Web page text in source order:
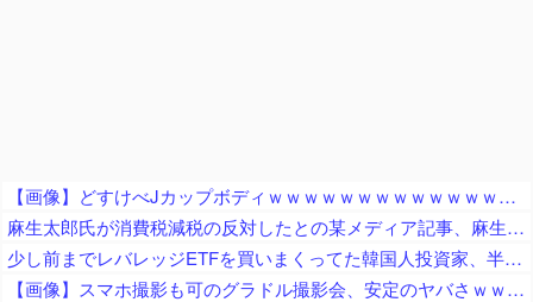
【画像】どすけべJカップボディｗｗｗｗｗｗｗｗｗｗｗｗｗｗｗｗｗｗｗｗｗｗｗｗ
麻生太郎氏が消費税減税の反対したとの某メディア記事、麻生派の議員に実際に問い合わせてみた結果……
少し前までレバレッジETFを買いまくってた韓国人投資家、半導体株が下落局面に突入したと判断した途端に……
【画像】スマホ撮影も可のグラドル撮影会、安定のヤバさｗｗｗｗ